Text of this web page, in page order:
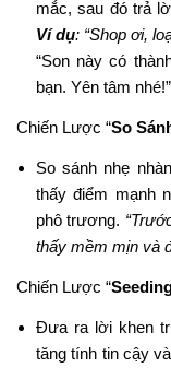
mắc, sau đó trả
Ví dụ: “Shop ơi,
“Son này có
bạn. Yên tâm nhé!”
Chiến Lược “So
So sánh nhẹ
thấy điểm mạnh
phô trương.
thấy mềm mịn và
Chiến Lược “
Đưa ra lời khen
tăng tính tin cậy